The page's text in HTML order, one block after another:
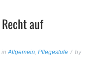
auf
inAllgemein, Pflegestufe
by